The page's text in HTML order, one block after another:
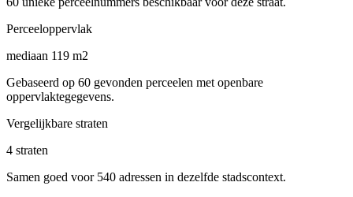
Perceeloppervlak
mediaan 119 m2
Gebaseerd op 60 gevonden perceelen met openbare
oppervlaktegegevens.
Vergelijkbare straten
4 straten
Samen goed voor 540 adressen in dezelfde stadscontext.